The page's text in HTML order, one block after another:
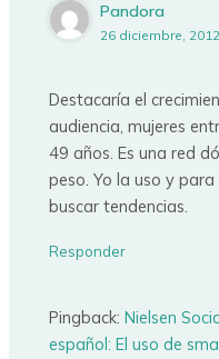
Pandora
26 diciembre,
Destacaría el
audiencia, mujeres
49 años. Es una red
peso. Yo la uso y
buscar tendencias.
Responder
Pingback:Nielsen
español: El uso de